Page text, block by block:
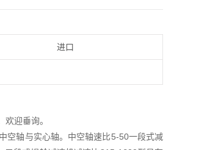
进口
迎垂询。
空轴与实心轴。中空轴速比5-50一段式减